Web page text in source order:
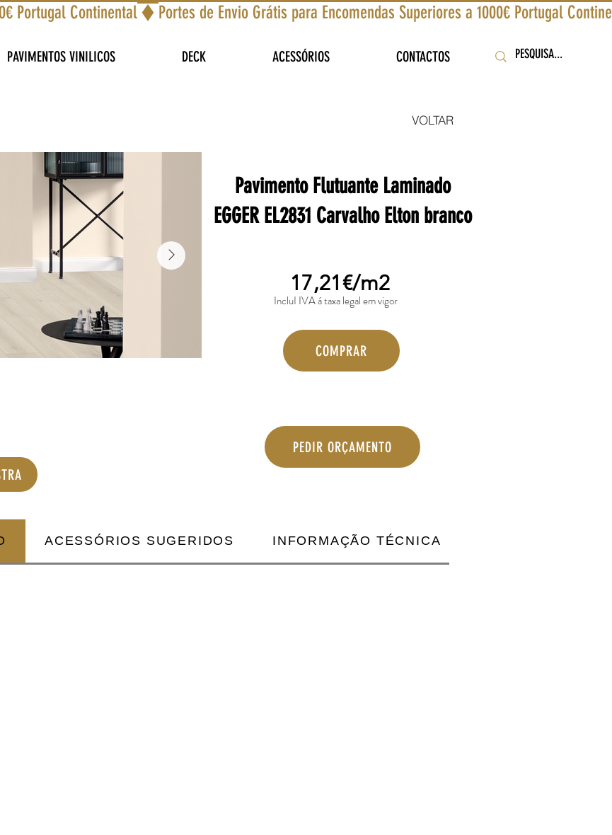
Portugal Continental
PAVIMENTOS VINILICOS DECK ACESSÓRIOS CONTACTOS
VOLTAR
Pavimento Flutuante Laminado
EGGER EL2831 Carvalho Elton branco
17,21€/m2
IncluI IVA á taxa legal em vigor
COMPRAR
PEDIR ORÇAMENTO
ACESSÓRIOS SUGERIDOS INFORMAÇÃO TÉCNICA